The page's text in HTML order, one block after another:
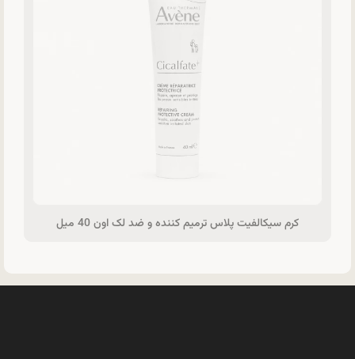
کرم سیکالفیت پلاس ترمیم کننده و ضد لک اون 40 میل